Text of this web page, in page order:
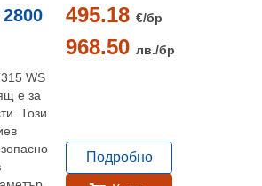
WS
е за
Този
495.18 €/бр
968.50 лв./бр
Подробно